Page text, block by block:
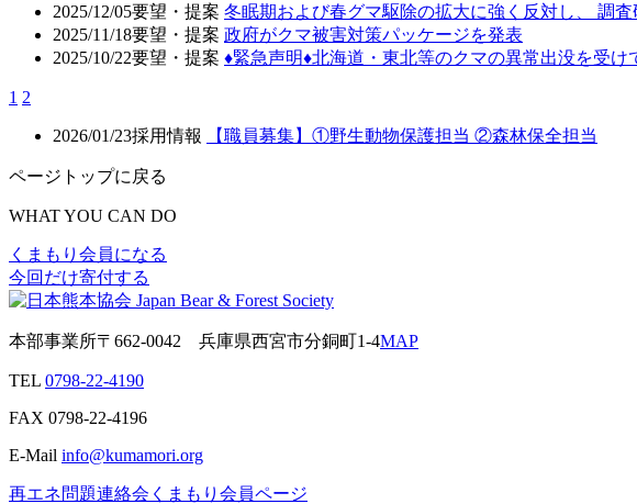
2025/12/05要望・提案 冬眠期および春グマ駆除の拡大に強く反対し、 調
2025/11/18要望・提案 政府がクマ被害対策パッケージを発表
2025/10/22要望・提案 ♦️緊急声明♦️北海道・東北等のクマの異常出没を受
1 2
2026/01/23採用情報 【職員募集】①野生動物保護担当 ②森林保全担当
ページトップに戻る
WHAT YOU CAN DO
くまもり会員になる
今回だけ寄付する
本部事業所〒662-0042 兵庫県西宮市分銅町1-4MAP
TEL 0798-22-4190
FAX 0798-22-4196
E-Mail info@kumamori.org
再エネ問題連絡会 くまもり会員ページ